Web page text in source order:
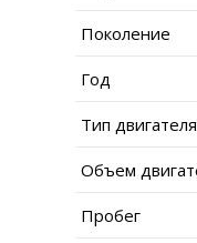
Поколение
Год
Тип двигателя
Пробег